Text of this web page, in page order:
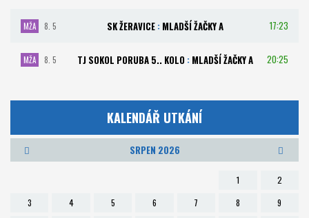
MŽA 8. 5 SK ŽERAVICE: MLADŠÍ ŽAČKY A 17:23
MŽA 8. 5 TJ SOKOL PORUBA 5.. KOLO : MLADŠÍ ŽAČKY A 20:25
KALENDÁŘ UTKÁNÍ
SRPEN 2026
1
2
3
4 5 6 7 8
9